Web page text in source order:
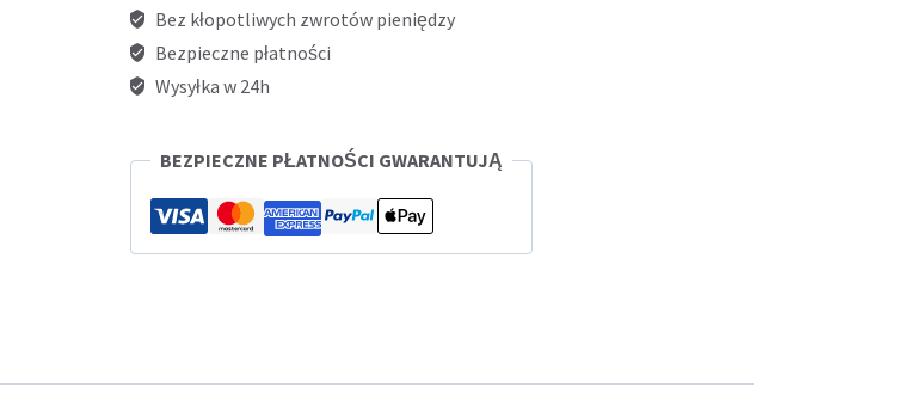
BTN2421
do
Brother
L2312
L2352
Bez kłopotliwych zwrotów pieniędzy
Bezpieczne płatności
Wysyłka w 24h
BEZPIECZNE PŁATNOŚCI GWARANTUJĄ